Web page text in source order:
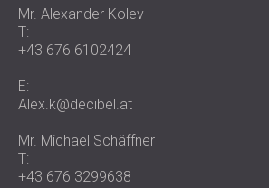
SCHALLSCHUTZ UND
SCHALLDÄMMUNG UND
EINZELHANDELSFLÄCHEN
SCHALLSCHUTZ UND
SCHALLSCHUTZ UND
POLAND (PL)
FINLAND (FI)
РОССИЯ (RU)
SOUTH AFRICA (ZA)
Mr. Alexander Kolev
T:
+43 676 6102424
E:
Alex.k@decibel.at
Mr. Michael Schäffner
T:
+43 676 3299638